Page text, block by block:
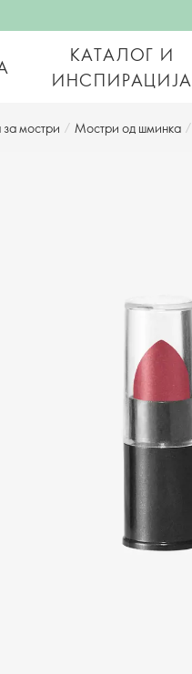
КАТАЛОГ И
ИНСПИРАЦИЈА
мостри / Мостри од шминка /